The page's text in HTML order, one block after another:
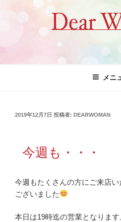
へ
Dear
メニ
投
2019年12月7日 投稿者: DEARWOMAN
今週も・・・
今週もたくさんの方にご来店
ございました
本日は19時迄の営業となります